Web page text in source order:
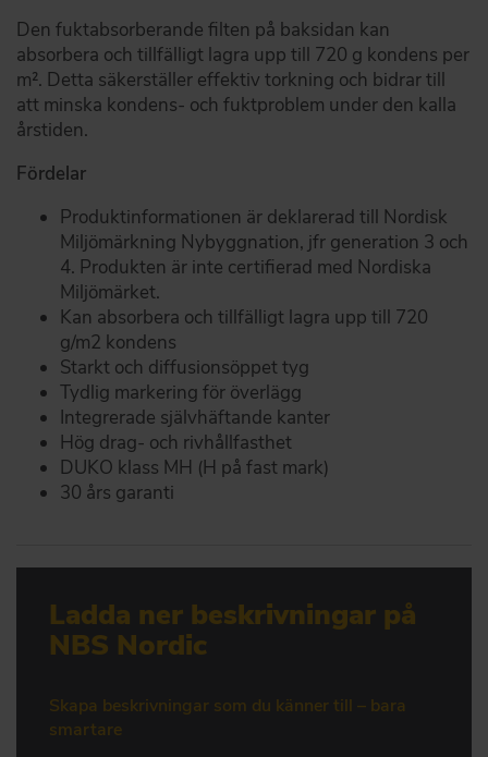
Den fuktabsorberande filten på baksidan kan
absorbera och tillfälligt lagra upp till 720 g kondens per
m². Detta säkerställer effektiv torkning och bidrar till
att minska kondens- och fuktproblem under den kalla
årstiden.
Fördelar
Produktinformationen är deklarerad till Nordisk
Miljömärkning Nybyggnation, jfr generation 3 och
4. Produkten är inte certifierad med Nordiska
Miljömärket.
Kan absorbera och tillfälligt lagra upp till 720
g/m2 kondens
Starkt och diffusionsöppet tyg
Tydlig markering för överlägg
Integrerade självhäftande kanter
Hög drag- och rivhållfasthet
DUKO klass MH (H på fast mark)
30 års garanti
Ladda ner beskrivningar på
NBS Nordic
Skapa beskrivningar som du känner till – bara
smartare